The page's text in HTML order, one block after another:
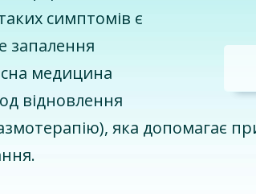
симптомів є
запалення
медицина
відновлення
яка допомагає